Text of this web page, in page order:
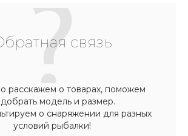
связь
расскажем о товарах, поможем
модель и размер.
о снаряжении для разных
условий рыбалки!